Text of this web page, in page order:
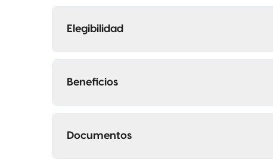
Elegibilidad
Beneficios
Documentos